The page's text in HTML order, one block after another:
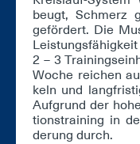
beugt, Schmerz
ge­för­dert. Die
2 – 3
Wo­che rei­chen
keln und
Auf­grund der
ti­ons­trai­ning in
de­rung durch.